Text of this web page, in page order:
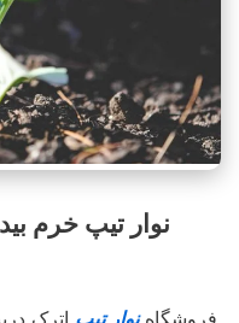
فروشگاهنوار تیپ